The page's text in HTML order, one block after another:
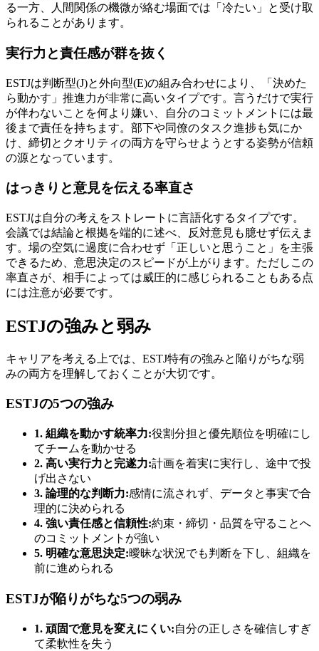
る一方、人間関係の機微が絡む場面では「冷たい」と受け取
られることがあります。
実行力と責任感が群を抜く
ESTJは判断型(J)と外向型(E)の組み合わせにより、「決めた
ら動かす」推進力が非常に高いタイプです。言うだけで実行
が伴わないことを何より嫌い、自分のコミットメントには最
後まで責任を持ちます。部下や同僚のタスク進捗も気にか
け、締切とクオリティの両方を守らせようとする姿勢が信頼
の源となっています。
はっきりと意見を伝える率直さ
ESTJは自分の考えをストレートに言語化するタイプです。
会議では結論と根拠を端的に述べ、反対意見も臆せず伝えま
す。場の空気に過度に合わせず「正しいと思うこと」を主張
できるため、意思決定のスピードが上がります。ただしこの
率直さが、相手によっては威圧的に感じられることもある点
には注意が必要です。
ESTJの強みと弱み
キャリアを考える上では、ESTJ特有の強みと陥りがちな弱
みの両方を理解しておくことが大切です。
ESTJの5つの強み
1. 組織を動かす統率力:役割分担と優先順位を明確にし
てチームを動かせる
2. 高い実行力と完遂力:計画を着実に実行し、途中で投
げ出さない
3. 論理的な判断力:感情に流されず、データと事実で合
理的に決められる
4. 強い責任感と信頼性:約束・締切・品質を守ることへ
のコミットメントが強い
5. 明確な意思決定:曖昧な状況でも判断を下し、組織を
前に進められる
ESTJが陥りがちな5つの弱み
1. 頑固で意見を変えにくい:自分の正しさを確信しすぎ
て柔軟性を失う